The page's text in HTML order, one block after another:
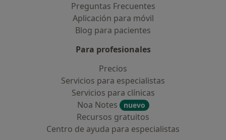
Preguntas Frecuentes
Aplicación para móvil
Blog para pacientes
Para profesionales
Precios
Servicios para especialistas
Servicios para clínicas
Noa Notes
nuevo
Recursos gratuitos
Centro de ayuda para especialistas